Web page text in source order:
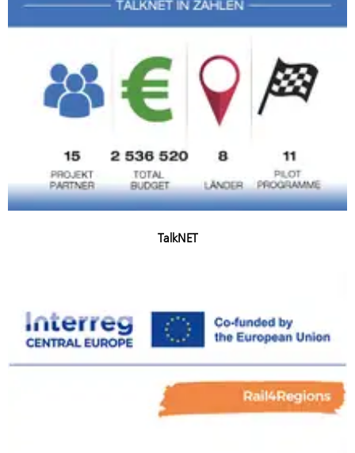
TalkNET